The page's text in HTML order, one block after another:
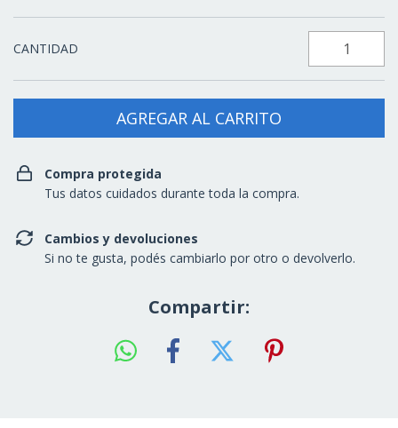
CANTIDAD
Compra protegida
Tus datos cuidados durante toda la compra.
Cambios y devoluciones
Si no te gusta, podés cambiarlo por otro o devolverlo.
Compartir: